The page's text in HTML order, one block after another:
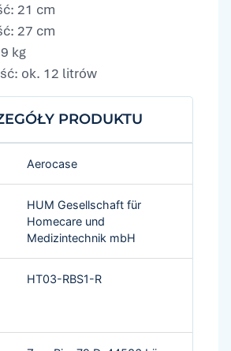
21 cm
27 cm
kg
ok. 12 litrów
PRODUKTU
Aerocase
HUM Gesellschaft für
Homecare und
Medizintechnik mbH
HT03-RBS1-R